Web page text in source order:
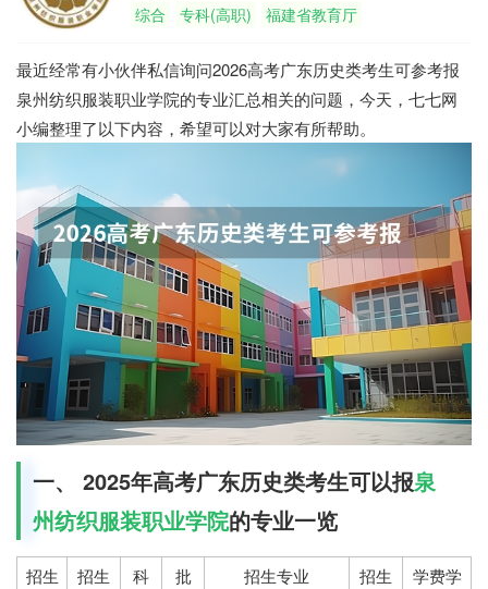
综合
专科(高职) 福建省教育厅
最近经常有小伙伴私信询问2026高考广东历史类考生可参考报
泉州纺织服装职业学院的专业汇总相关的问题，今天，七七网
小编整理了以下内容，希望可以对大家有所帮助。
一、 2025年高考广东历史类考生可以报泉
州纺织服装职业学院的专业一览
招生
招生
科
批
招生专业
招生
学费学